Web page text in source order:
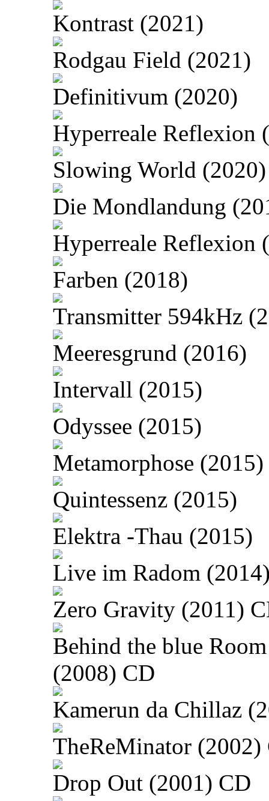
Kontrast (2021)
Rodgau Field (2021)
Definitivum (2020)
Hyperreale Reflexion
Slowing World (2020)
Die Mondlandung
Hyperreale Reflexion
Farben (2018)
Transmitter 594kHz
Meeresgrund (2016)
Intervall (2015)
Odyssee (2015)
Metamorphose (2015)
Quintessenz (2015)
Elektra -Thau (2015)
Live im Radom
Zero Gravity (2011)
Behind the blue Room
(2008) CD
Kamerun da Chillaz
TheReMinator (2002)
Drop Out (2001) CD